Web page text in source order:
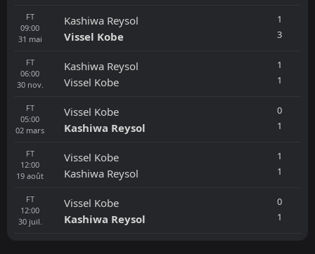
FT
09:00
31 mai
Kashiwa Reysol
Vissel Kobe
1
3
FT
06:00
30 nov.
Kashiwa Reysol
Vissel Kobe
1
1
FT
05:00
02 mars
Vissel Kobe
Kashiwa Reysol
0
1
FT
12:00
19 août
Vissel Kobe
Kashiwa Reysol
1
1
FT
12:00
30 juil.
Vissel Kobe
Kashiwa Reysol
0
1